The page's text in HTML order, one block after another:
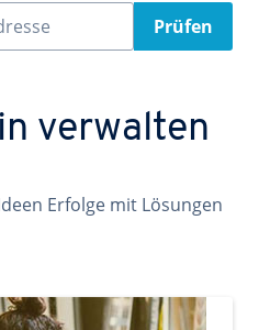
Prüfen
verwalten
Erfolge mit Lösungen